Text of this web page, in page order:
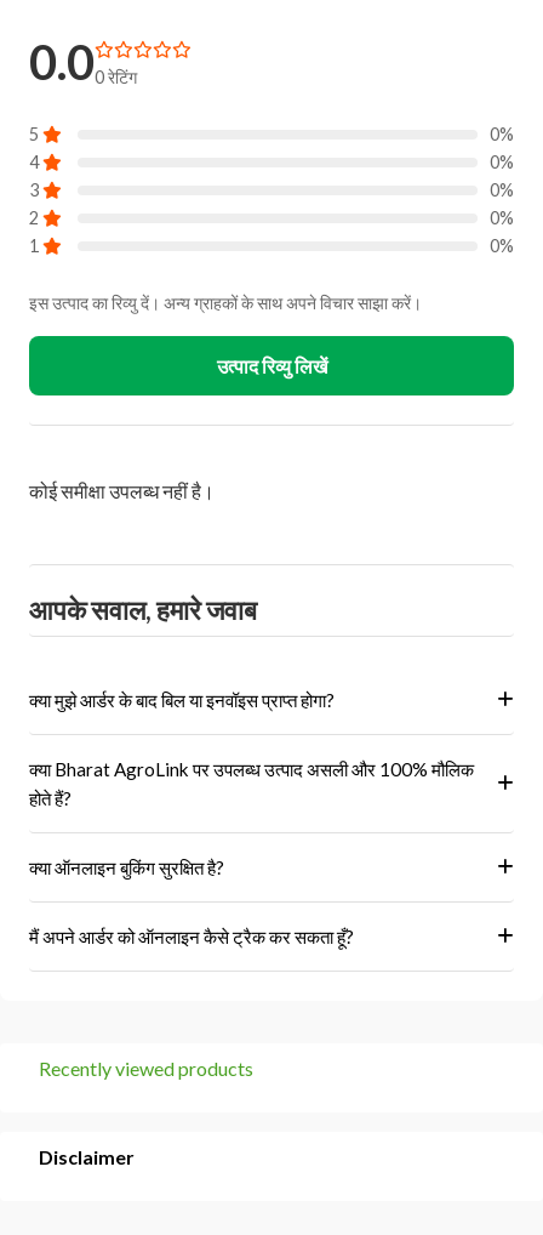
0.00 रेटिंग
5
0%
4
0%
3
0%
2
0%
1
0%
इस उत्पाद का रिव्यु दें। अन्य ग्राहकों के साथ अपने विचार साझा करें।
उत्पाद रिव्यु लिखें
कोई समीक्षा उपलब्ध नहीं है।
आपके सवाल, हमारे जवाब
क्या मुझे आर्डर के बाद बिल या इनवॉइस प्राप्त होगा?
ऑर्डर' अनुभाग में एक इनवॉइस प्राप्त होगा।
क्या Bharat AgroLink पर उपलब्ध उत्पाद असली और 100% मौलिक
होते हैं?
क्या ऑनलाइन बुकिंग सुरक्षित है?
मैं अपने आर्डर को ऑनलाइन कैसे ट्रैक कर सकता हूँ?
Recently viewed products
Disclaimer